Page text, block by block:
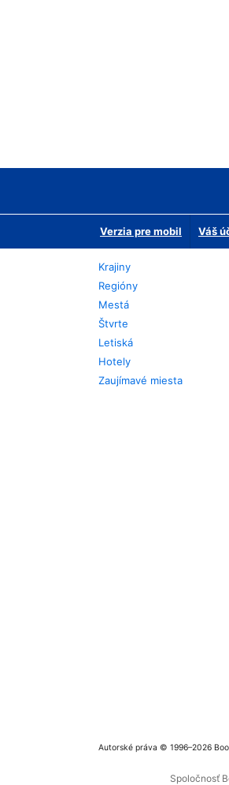
Verzia pre mobil Váš
Krajiny
Regióny
Mestá
Štvrte
Letiská
Hotely
Zaujímavé miesta
Autorské práva © 1996–2026
Spoločnosť